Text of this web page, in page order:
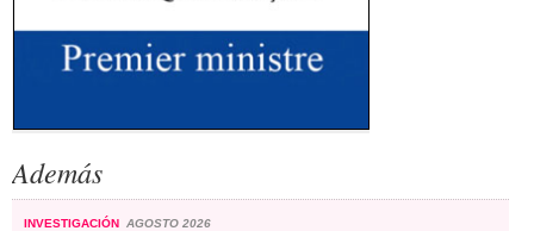
Además
INVESTIGACIÓN AGOSTO 2026